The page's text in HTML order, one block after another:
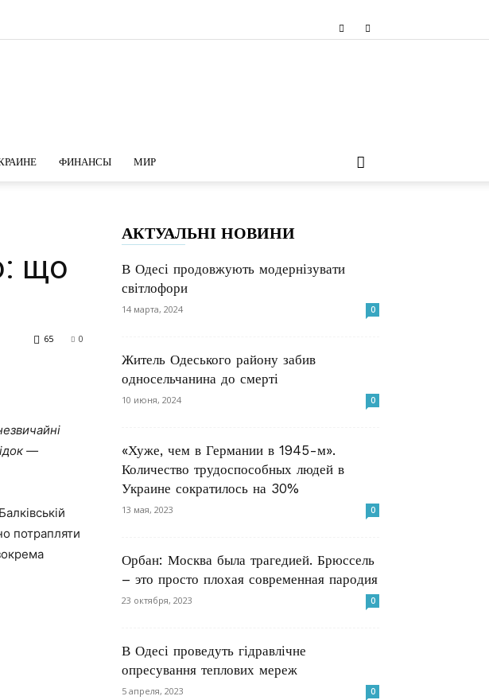
ФИНАНСЫ МИР
що
0
65
—
потрапляти
АКТУАЛЬНІ НОВИНИ
В Одесі продовжують модернізувати
світлофори
14 марта, 2024 0
Житель Одеського району забив
односельчанина до смерті
10 июня, 2024 0
«Хуже, чем в Германии в 1945-м».
Количество трудоспособных людей в
Украине сократилось на 30%
13 мая, 2023 0
Орбан: Москва была трагедией. Брюссель
– это просто плохая современная пародия
23 октября, 2023 0
В Одесі проведуть гідравлічне
опресування теплових мереж
5 апреля, 2023 0